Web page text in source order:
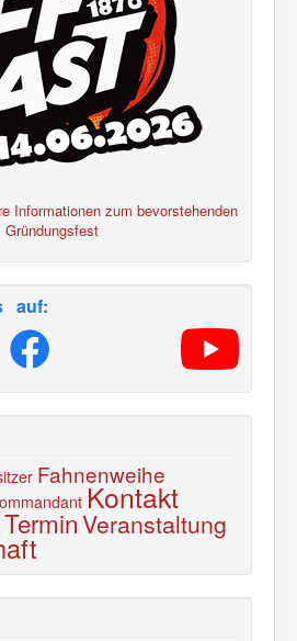
Informationen zum bevorstehenden
Gründungsfest
auf:
Fahnenweihe
Kontakt
TerminVeranstaltung